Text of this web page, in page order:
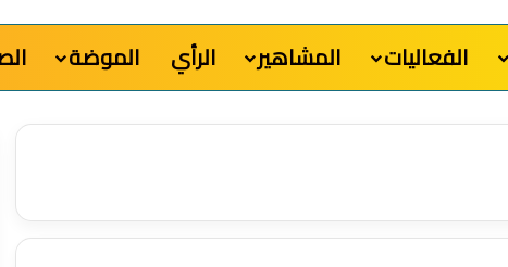
الفعاليات المشاهير الرأي الموضة